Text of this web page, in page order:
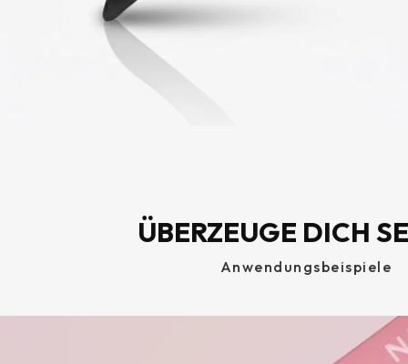
ÜBERZEUGE DICH
Anwendungsbeispiele